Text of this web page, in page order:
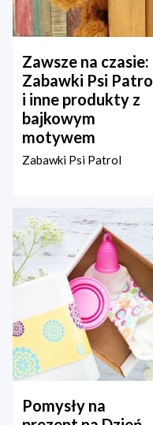
Zawsze na czasie:
Zabawki Psi Patrol
i inne produkty z
bajkowym
motywem
Zabawki Psi Patrol
Pomysły na